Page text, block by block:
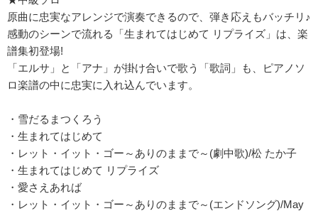
原曲に忠実なアレンジで演奏できるので、弾き応えもバッチリ♪
感動のシーンで流れる「生まれてはじめて リプライズ」は、楽
譜集初登場!
「エルサ」と「アナ」が掛け合いで歌う「歌詞」も、ピアノソ
ロ楽譜の中に忠実に入れ込んでいます。
・雪だるまつくろう
・生まれてはじめて
・レット・イット・ゴー～ありのままで～(劇中歌)/松 たか子
・生まれてはじめて リプライズ
・愛さえあれば
・レット・イット・ゴー～ありのままで～(エンドソング)/May